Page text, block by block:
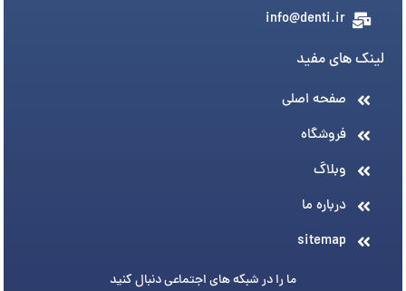
info@denti.ir
لینک های مفید
صفحه اصلی
فروشگاه
وبلاگ
درباره ما
sitemap
ما را در شبکه های اجتماعی دنبال کنید